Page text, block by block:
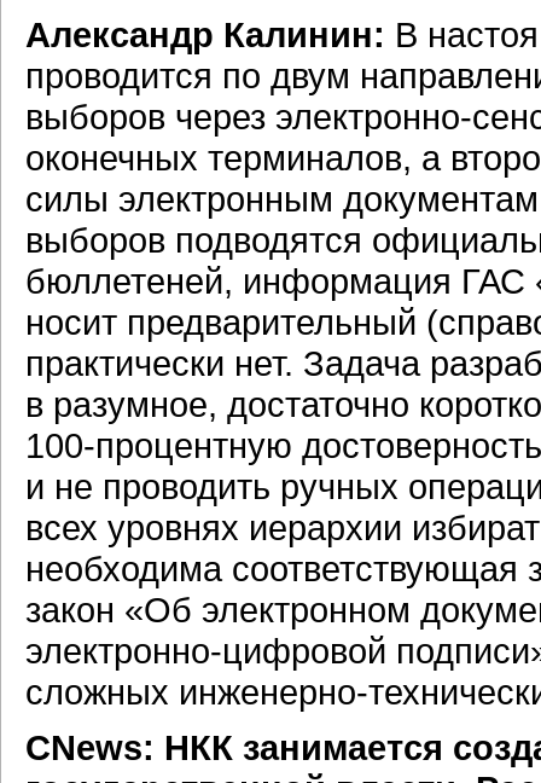
Александр Калинин: В
проводится по двум
выборов через электронно-
оконечных терминалов, а
силы электронным
выборов подводятся
бюллетеней, информация ГАС
носит предварительный
практически нет. Задача
в разумное, достаточно
100-процентную
и не проводить ручных
всех уровнях иерархии
необходима соответствующая
закон «Об электронном
электронно-цифровой
сложных инженерно-
CNews: НКК занимается